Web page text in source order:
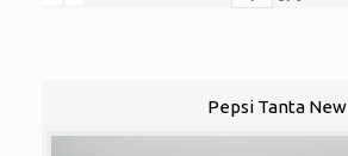
Pepsi Tanta New